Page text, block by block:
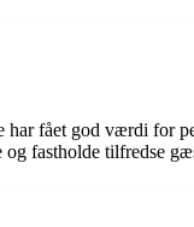
fået god værdi for
fastholde tilfredse